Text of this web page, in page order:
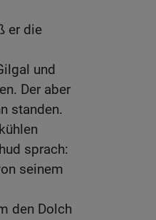
er die
und
Der aber
standen.
sprach:
seinem
den Dolch